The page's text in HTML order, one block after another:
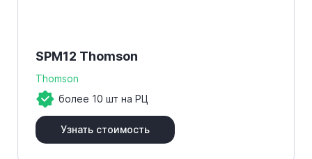
SPM12 Thomson
Thomson
более 10 шт на РЦ
Узнать стоимость